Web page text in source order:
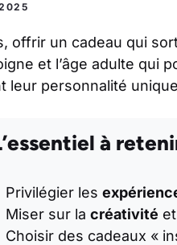
offrir un cadeau qui
et l’âge adulte qui
leur personnalité
à
Privilégier les
Miser sur la créativité
Choisir des cadeaux «